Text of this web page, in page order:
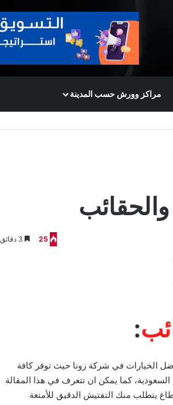
مراكز وورش حسب المدينة
والحقائب
25
:
الخيارات في شركة زونا حيث توفر كافة
السعودية، كما يمكن ان تتعرف في هذا المقالة
يتطلب منك التفتيش الدقيق للأمتعة